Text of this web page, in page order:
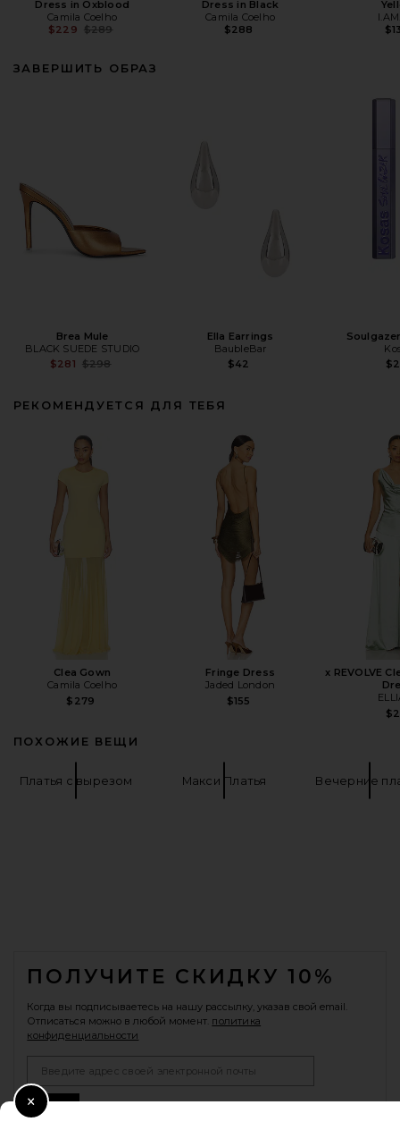
Dress in Oxblood
Camila Coelho
$229 Previous price:
$289
Dress in Black
Camila Coelho
$288
ЗАВЕРШИТЬ ОБРАЗ
Brea Mule
BLACK SUEDE STUDIO
$281 Previous price:
$298
Ella Earrings
BaubleBar
$42
РЕКОМЕНДУЕТСЯ ДЛЯ ТЕБЯ
Clea Gown
Camila Coelho
$279
Fringe Dress
Jaded London
$155
x REVOLVE
ПОХОЖИЕ ВЕЩИ
Платья с вырезом Макси Платья Вечерние
ПОЛУЧИТЕ СКИДКУ 10%
Когда вы подписываетесь на нашу рассылку, указав свой email.
Отписаться можно в любой момент. политика
конфиденциальности
Close Modal